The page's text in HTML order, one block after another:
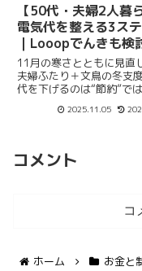
【50代・夫婦2人暮
電気代を整える3ス
｜Looopでんきも検
話
11月の寒さとともに見直
夫婦ふたり＋文鳥の冬支
代を下げるのは“節約”で
を変えずに暮らしを整え
2025.11.05
コメント
コ
ホーム お金と